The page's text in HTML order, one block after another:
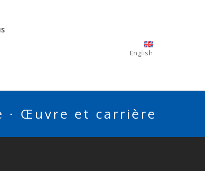
English
· Œuvre et carrière